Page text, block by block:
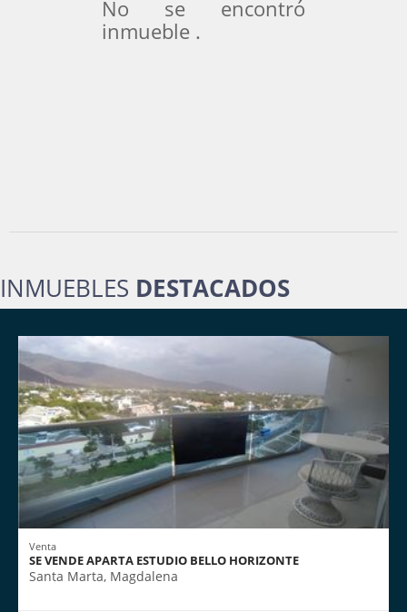
No se encontró
inmueble .
INMUEBLES DESTACADOS
Venta
SE VENDE APARTA ESTUDIO BELLO HORIZONTE
Santa Marta, Magdalena